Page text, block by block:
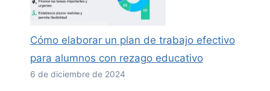
Cómo elaborar un plan de trabajo efectivo
para alumnos con rezago educativo
6 de diciembre de 2024